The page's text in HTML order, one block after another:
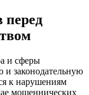
перед
и сферы
и законодательную
к нарушениям
мошеннических